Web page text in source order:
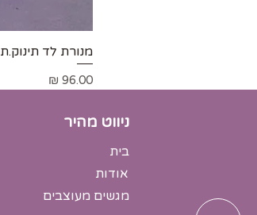
מנורת לד תינוק.ת 2
מחיר
ניווט מהיר
בית
אודות
מגשים מעוצבים